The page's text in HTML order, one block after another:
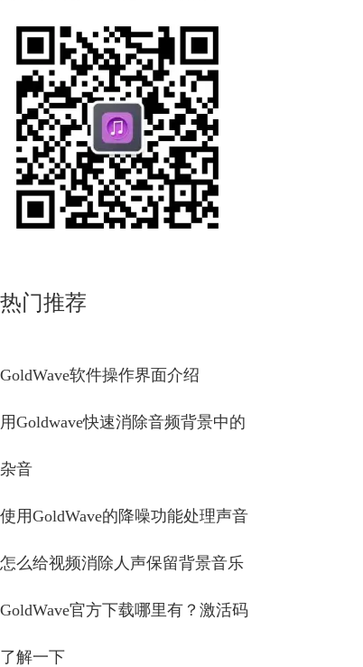
热门推荐
GoldWave软件操作界面介绍
用Goldwave快速消除音频背景中的
杂音
使用GoldWave的降噪功能处理声音
怎么给视频消除人声保留背景音乐
GoldWave官方下载哪里有？激活码
了解一下